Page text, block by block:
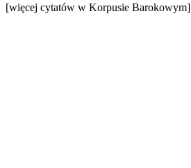
[więcej cytatów w Korpusie Barokowym]